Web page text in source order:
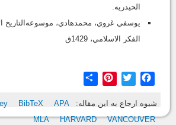
الحيدريه.
يوسفي غروي، محمدهادي، موسوعه‌التاريخ
الفكر الاسلامي، 1429ق
Facebook
Twitter
Pinterest
شیوه ارجاع به این مقاله: BibTeX
APA
MLA
HARVARD VANCOUVER